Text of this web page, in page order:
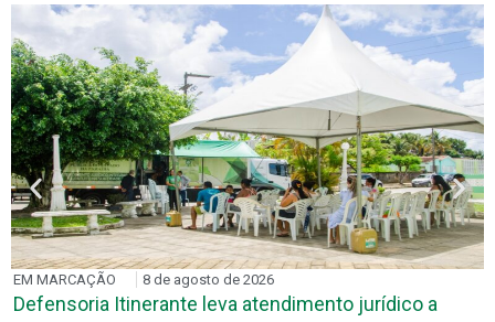
EM MARCAÇÃO 8 de agosto de 2026
Defensoria Itinerante leva atendimento jurídico a